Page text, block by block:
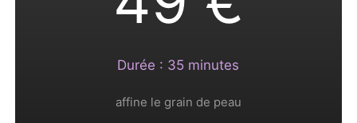
Durée : 35 minutes
affine le grain de peau